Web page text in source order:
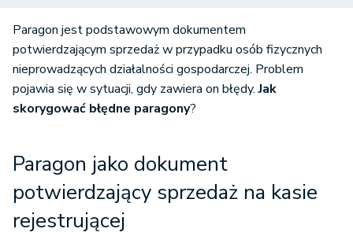
systemie wfirma.pl?
Paragon jest podstawowym dokumentem
potwierdzającym sprzedaż w przypadku osób fizycznych
nieprowadzących działalności gospodarczej. Problem
pojawia się w sytuacji, gdy zawiera on błędy.Jak
skorygować błędne paragony?
Paragon jako dokument
potwierdzający sprzedaż na kasie
rejestrującej